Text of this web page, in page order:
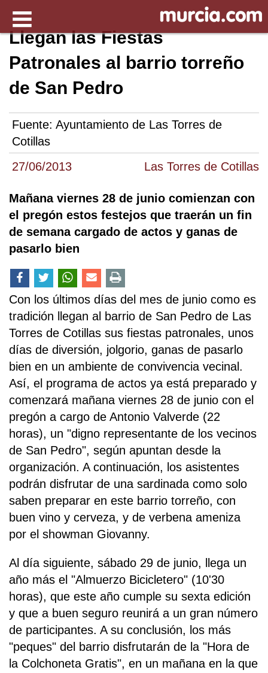
27/06/2013 Las Torres de Cotillas
Llegan las Fiestas
Patronales al barrio torreño
de San Pedro
Fuente: Ayuntamiento de Las Torres de
Cotillas
Mañana viernes 28 de junio comienzan con
el pregón estos festejos que traerán un fin
de semana cargado de actos y ganas de
pasarlo bien
Con los últimos días del mes de junio como es
tradición llegan al barrio de San Pedro de Las
Torres de Cotillas sus fiestas patronales, unos
días de diversión, jolgorio, ganas de pasarlo
bien en un ambiente de convivencia vecinal.
Así, el programa de actos ya está preparado y
comenzará mañana viernes 28 de junio con el
pregón a cargo de Antonio Valverde (22
horas), un "digno representante de los vecinos
de San Pedro", según apuntan desde la
organización. A continuación, los asistentes
podrán disfrutar de una sardinada como solo
saben preparar en este barrio torreño, con
buen vino y cerveza, y de verbena ameniza
por el showman Giovanny.
Al día siguiente, sábado 29 de junio, llega un
año más el "Almuerzo Bicicletero" (10'30
horas), que este año cumple su sexta edición
y que a buen seguro reunirá a un gran número
de participantes. A su conclusión, los más
"peques" del barrio disfrutarán de la "Hora de
la Colchoneta Gratis", en un mañana en la que